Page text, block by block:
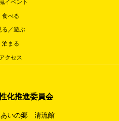
イベント
食べる
る／遊ぶ
泊まる
アクセス
化推進委員会
あいの郷 清流館